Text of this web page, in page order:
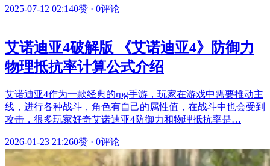
2025-07-12 02:140赞 · 0评论
艾诺迪亚4破解版 《艾诺迪亚4》防御力
物理抵抗率计算公式介绍
艾诺迪亚4作为一款经典的rpg手游，玩家在游戏中需要推动主
线，进行各种战斗，角色有自己的属性值，在战斗中也会受到
攻击，很多玩家好奇艾诺迪亚4防御力和物理抵抗率是…
2026-01-23 21:260赞 · 0评论